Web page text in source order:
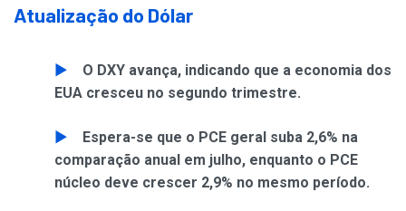
Atualização do Dólar
O DXY avança, indicando que a economia dos
EUA cresceu no segundo trimestre.
Espera-se que o PCE geral suba 2,6% na
comparação anual em julho, enquanto o PCE
núcleo deve crescer 2,9% no mesmo período.